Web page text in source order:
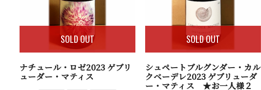
SOLD OUT
ナチュール・ロゼ2023 ゲブリ
ューダー・マティス
SOLD OUT
シュペートブルグンダー・カル
クベーデレ2023 ゲブリューダ
ー・マティス ★お一人様２